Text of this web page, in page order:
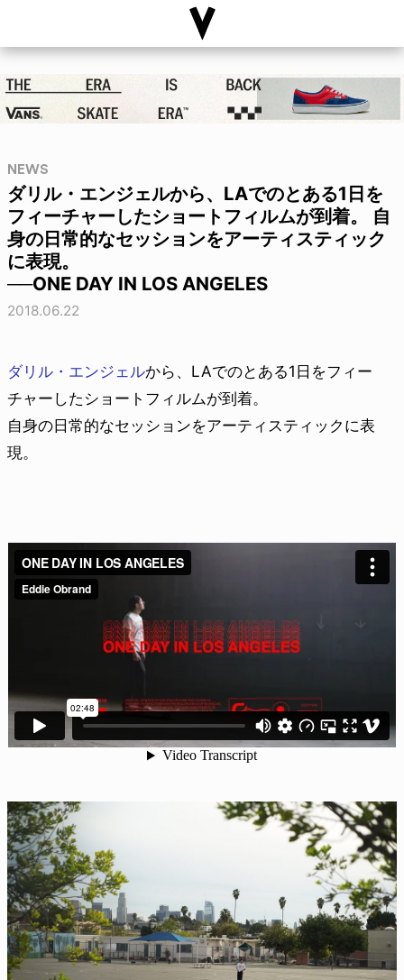
NEWS
ダリル・エンジェルから、LAでのとある1日を
フィーチャーしたショートフィルムが到着。 自
身の日常的なセッションをアーティスティック
に表現。
──ONE DAY IN LOS ANGELES
2018.06.22
ダリル・エンジェルから、LAでのとある1日をフィー
チャーしたショートフィルムが到着。
自身の日常的なセッションをアーティスティックに表
現。